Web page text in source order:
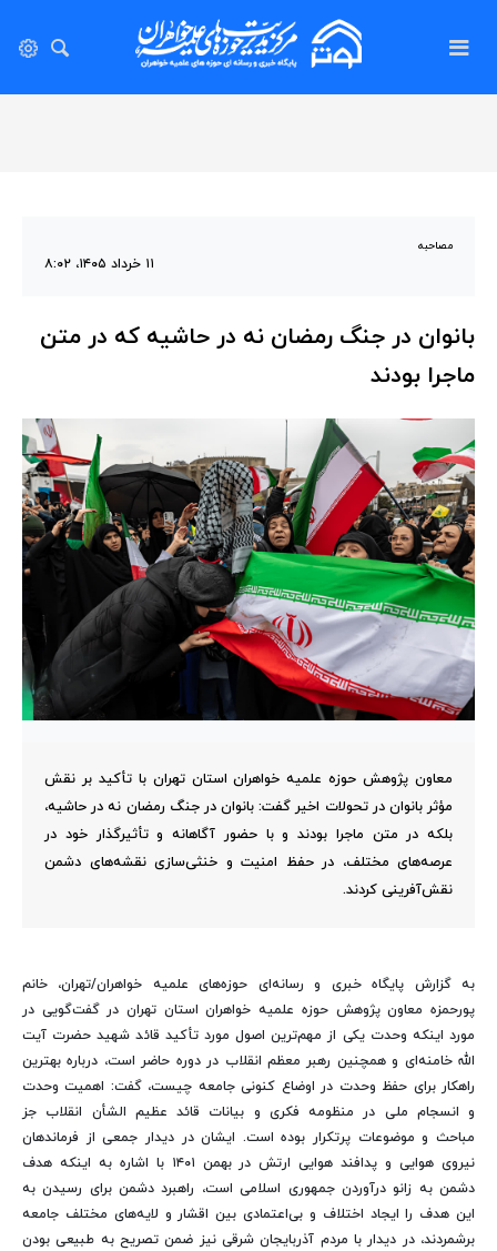
مصاحبه
۱۱ خرداد ۱۴۰۵، ۸:۰۲
بانوان در جنگ رمضان نه در حاشیه که در متن
ماجرا بودند
معاون پژوهش حوزه علمیه خواهران استان تهران با تأکید بر نقش
مؤثر بانوان در تحولات اخیر گفت: بانوان در جنگ رمضان نه در حاشیه،
بلکه در متن ماجرا بودند و با حضور آگاهانه و تأثیرگذار خود در
عرصه‌های مختلف، در حفظ امنیت و خنثی‌سازی نقشه‌های دشمن
نقش‌آفرینی کردند.
به گزارش پایگاه خبری و رسانه‌ای حوزه‌های علمیه خواهران/تهران، خانم
پورحمزه معاون پژوهش حوزه علمیه خواهران استان تهران در گفت‌گویی در
مورد اینکه وحدت یکی از مهم‌ترین اصول مورد تأکید قائد شهید حضرت آیت
الله خامنه‌ای و همچنین رهبر معظم انقلاب در دوره حاضر است، درباره بهترین
راهکار برای حفظ وحدت در اوضاع کنونی جامعه چیست، گفت: اهمیت وحدت
و انسجام ملی در منظومه فکری و بیانات قائد عظیم الشأن انقلاب جز
مباحث و موضوعات پرتکرار بوده است. ایشان در دیدار جمعی از فرماندهان
نیروی هوایی و پدافند هوایی ارتش در بهمن ۱۴۰۱ با اشاره به اینکه هدف
دشمن به زانو درآوردن جمهوری اسلامی است، راهبرد دشمن برای رسیدن به
این هدف را ایجاد اختلاف و بی‌اعتمادی بین اقشار و لایه‌های مختلف جامعه
برشمردند، در دیدار با مردم آذربایجان شرقی نیز ضمن تصریح به طبیعی بودن